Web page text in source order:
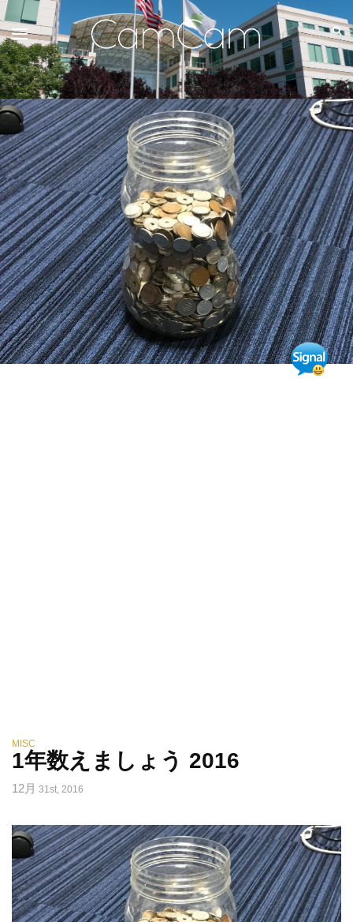
MISC
1年数えましょう 2016
12月 31st, 2016